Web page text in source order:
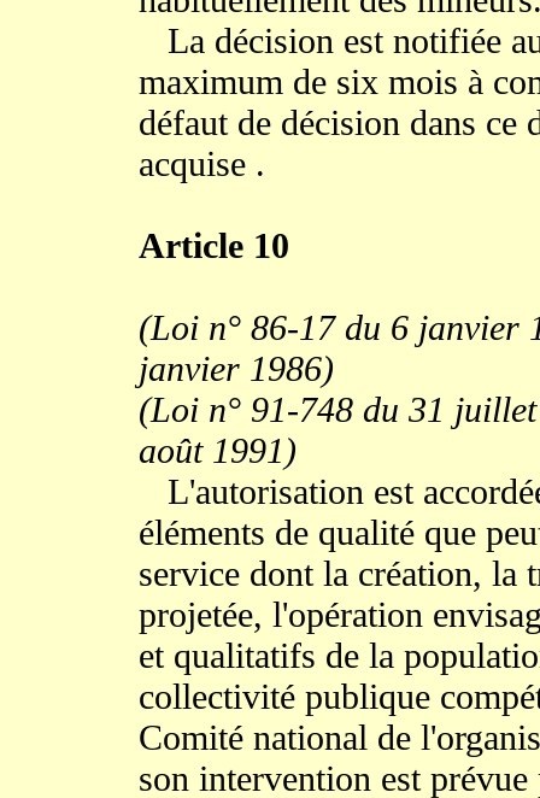
La décision est notifiée
maximum de six mois à
défaut de décision dans ce
acquise .
Article 10
(Loi n° 86-17 du 6 janvier
janvier 1986)
(Loi n° 91-748 du 31
août 1991)
L'autorisation est
éléments de qualité que
service dont la création, la
projetée, l'opération
et qualitatifs de la
collectivité publique
Comité national de
son intervention est